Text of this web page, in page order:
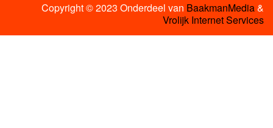
Copyright © 2023 Onderdeel van BaakmanMedia&
Vrolijk Internet Services